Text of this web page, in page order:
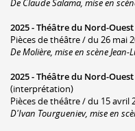
De Claude Salama, mise en
2025 -Théâtre du Nord-Ouest
Pièces de théâtre / du 26 mai
De Molière, mise en scène Jean-
2025 -Théâtre du Nord-Ouest
(interprétation)
Pièces de théâtre / du 15 avril
D'Ivan Tourgueniev, mise en